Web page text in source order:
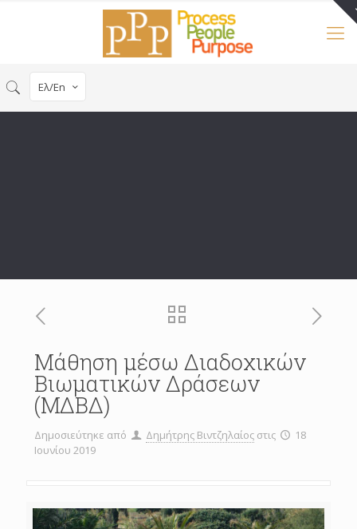
Ελ/En
Μάθηση μέσω Διαδοχικών
Βιωματικών Δράσεων
(ΜΔΒΔ)
Δημοσιεύτηκε από Δημήτρης Βιντζηλαίος στις
18
Ιουνίου 2019